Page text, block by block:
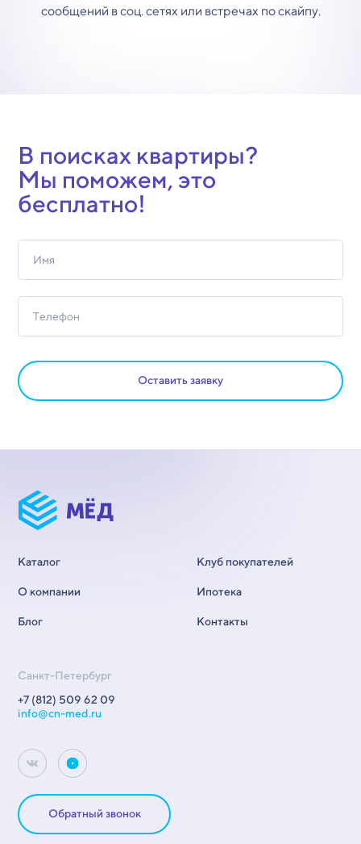
сообщений в соц. сетях или встречах по скайпу.
В поисках квартиры?
Мы поможем, это
бесплатно!
Оставить заявку
Каталог
О компании
Блог
Клуб покупателей
Ипотека
Контакты
Санкт-Петербург
+7 (812) 509 62 09
info@cn-med.ru
Обратный звонок